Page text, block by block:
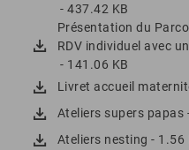
- 437.42 KB
Présentation du
RDV individuel avec
- 141.06 KB
Livret accueil
Ateliers supers papas
Ateliers nesting - 1.56